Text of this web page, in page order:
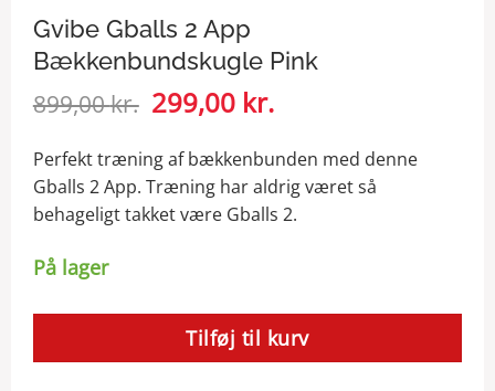
Gvibe Gballs 2 App
Bækkenbundskugle Pink
899,00kr. Den
oprindelige
pris
var:
899,00 kr..
299,00 kr.
aktuelle
pris
er:
299,00 kr..
Perfekt træning af bækkenbunden med denne
Gballs 2 App. Træning har aldrig været så
behageligt takket være Gballs 2.
På lager
Tilføj til kurv